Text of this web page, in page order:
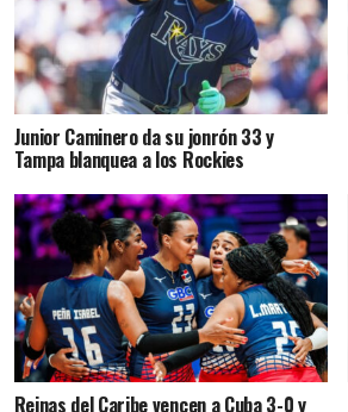
Junior Caminero da su jonrón 33 y
Tampa blanquea a los Rockies
Reinas del Caribe vencen a Cuba 3-0 y